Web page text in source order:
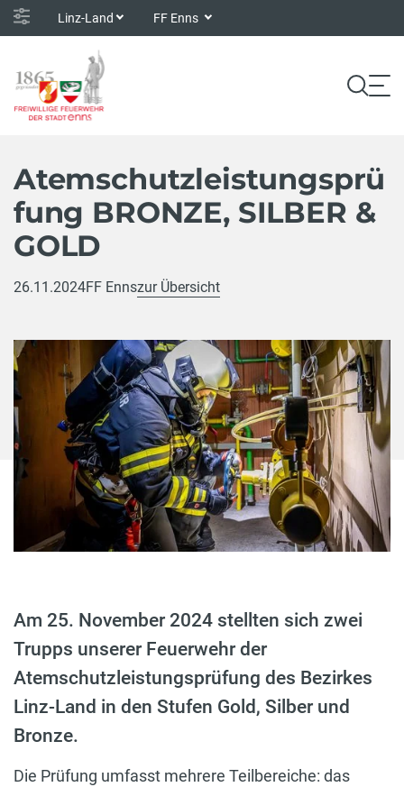
Linz-Land FF Enns
Atemschutzleistungsprü
fung BRONZE, SILBER &
GOLD
26.11.2024FF Ennszur Übersicht
Am 25. November 2024 stellten sich zwei
Trupps unserer Feuerwehr der
Atemschutzleistungsprüfung des Bezirkes
Linz-Land in den Stufen Gold, Silber und
Bronze.
Die Prüfung umfasst mehrere Teilbereiche: das